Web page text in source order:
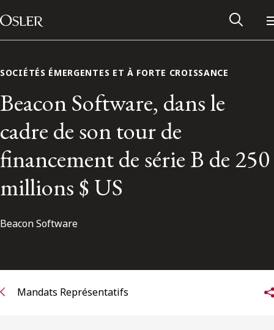
Passer au contenu
Main Navigation
Réseau des anciens d’Osler
SOCIÉTÉS ÉMERGENTES ET À FORTE CROISSANCE
Beacon Software, dans le
cadre de son tour de
financement de série B de 250
millions $ US
Beacon Software
Mandats Représentatifs